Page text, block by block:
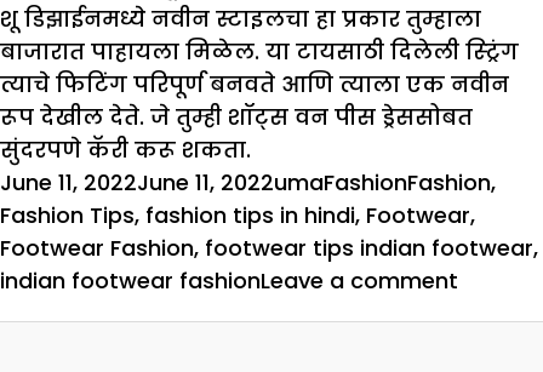
शू डिझाईनमध्ये नवीन स्टाइलचा हा प्रकार तुम्हाला
बाजारात पाहायला मिळेल. या टायसाठी दिलेली स्ट्रिंग
त्याचे फिटिंग परिपूर्ण बनवते आणि त्याला एक नवीन
रूप देखील देते. जे तुम्ही शॉट्स वन पीस ड्रेससोबत
सुंदरपणे कॅरी करू शकता.
Posted
on
June 11, 2022June 11, 2022Author
umaCategories
FashionTags
Fashion,
Fashion Tips, fashion tips in hindi, Footwear,
Footwear Fashion, footwear tips indian footwear,
indian footwear fashionLeave a comment